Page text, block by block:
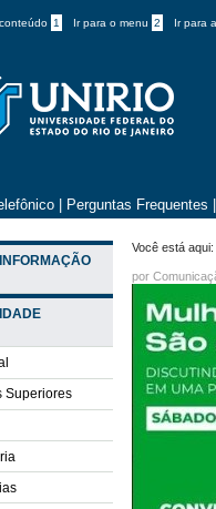
1 Ir para o menu 2 Ir para
Perguntas Frequentes
Superiores
Você está aqui:
por